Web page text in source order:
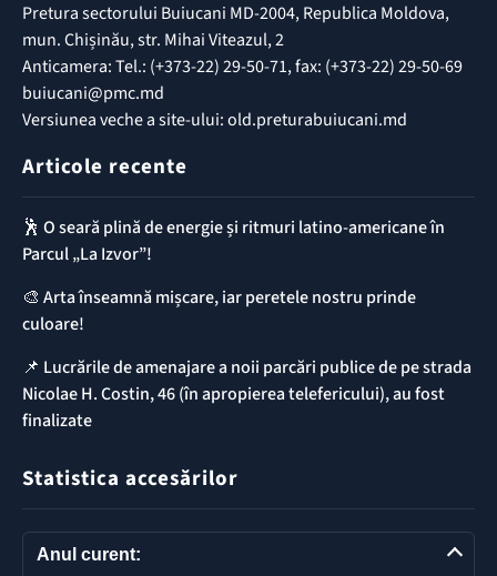
Pretura sectorului Buiucani MD-2004, Republica Moldova,
mun. Chișinău, str. Mihai Viteazul, 2
Anticamera: Tel.: (+373-22) 29-50-71, fax: (+373-22) 29-50-69
buiucani@pmc.md
Versiunea veche a site-ului: old.preturabuiucani.md
Articole recente
🕺 O seară plină de energie și ritmuri latino-americane în
Parcul „La Izvor”!
🎨 Arta înseamnă mișcare, iar peretele nostru prinde
culoare!
📌 ​Lucrările de amenajare a noii parcări publice de pe strada
Nicolae H. Costin, 46 (în apropierea telefericului), au fost
finalizate
Statistica accesărilor
Anul curent: